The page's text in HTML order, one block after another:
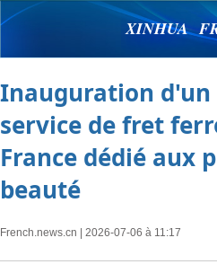
XINHUA
Inauguration d'un
service de fret
France dédié aux
beauté
French.news.cn | 2026-07-06 à 11:17